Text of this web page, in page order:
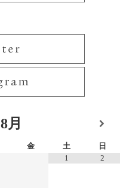
8月
金 土
日
1
2